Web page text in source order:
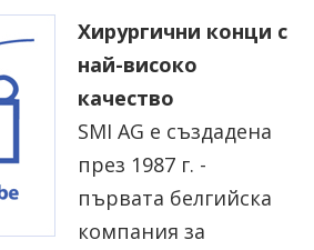
Хирургични конци с
най-високо
качество
SMI AG е създадена
през 1987 г. -
първата белгийска
компания за